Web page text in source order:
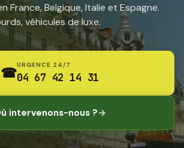
France, Belgique, Italie et Espagne.
véhicules de luxe.
☎URGENCE 24/7
04 67 42 14 31
intervenons-nous ?→